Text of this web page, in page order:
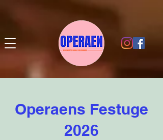
Operaens Festuge
2026